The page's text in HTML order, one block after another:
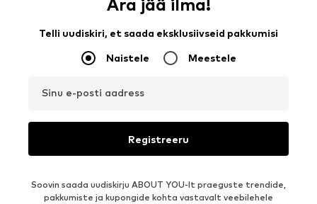
Ära jää ilma!
Telli uudiskiri, et saada eksklusiivseid pakkumisi
Naistele Meestele
Sinu e-posti aadress
Registreeru
Soovin saada uudiskirju ABOUT YOU-lt praeguste trendide,
pakkumiste ja kupongide kohta vastavalt veebilehele